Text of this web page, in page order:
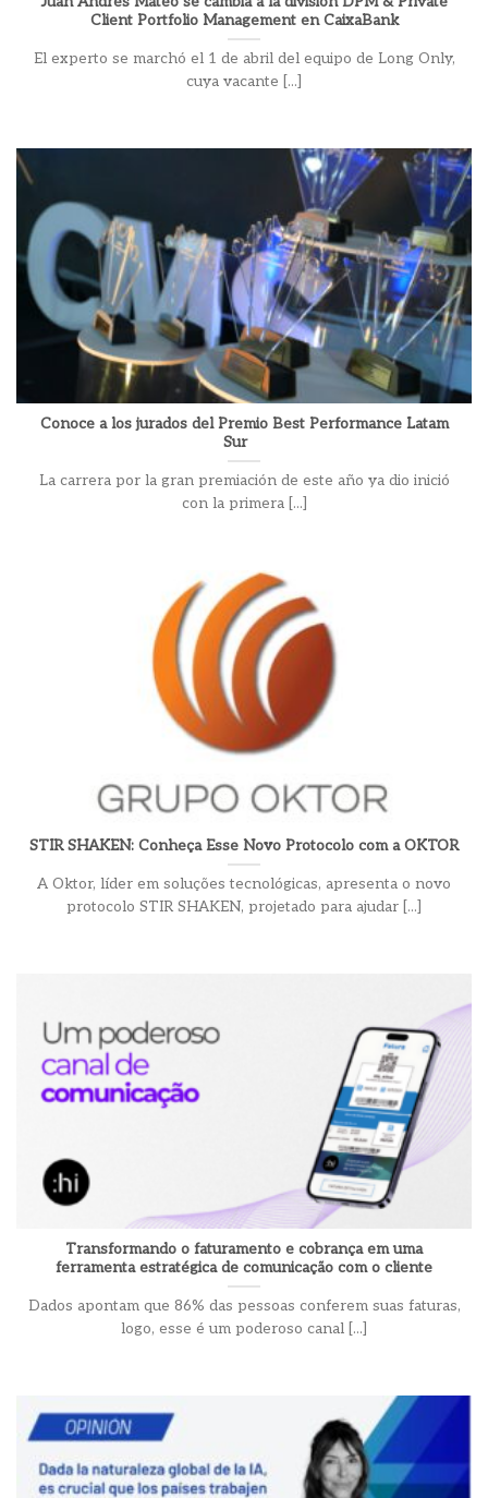
Client Portfolio Management en CaixaBank
El experto se marchó el 1 de abril del equipo de Long Only,
cuya vacante [...]
Conoce a los jurados del Premio Best Performance Latam
Sur
La carrera por la gran premiación de este año ya dio inició
con la primera [...]
STIR SHAKEN: Conheça Esse Novo Protocolo com a OKTOR
A Oktor, líder em soluções tecnológicas, apresenta o novo
protocolo STIR SHAKEN, projetado para ajudar [...]
Transformando o faturamento e cobrança em uma
ferramenta estratégica de comunicação com o cliente
Dados apontam que 86% das pessoas conferem suas faturas,
logo, esse é um poderoso canal [...]